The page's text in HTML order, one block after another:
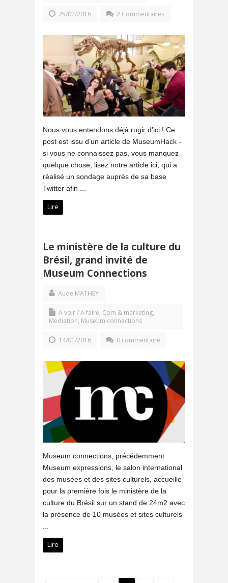
25/02/2016 2 Commentaires
Nous vous entendons déjà rugir d’ici ! Ce
post est issu d’un article de MuseumHack -
si vous ne connaissez pas, vous manquez
quelque chose, lisez notre article ici, qui a
réalisé un sondage auprès de sa base
Twitter afin ...
Lire
Le ministère de la culture du
Brésil, grand invité de
Museum Connections
Aude MATHEY
A voir / A faire, Com & marketing,
Mediation, Museum connections
14/01/2016 0 commentaire
Museum connections, précédemment
Museum expressions, le salon international
des musées et des sites culturels, accueille
pour la première fois le ministère de la
culture du Brésil sur un stand de 24m2 avec
la présence de 10 musées et sites culturels
Lire